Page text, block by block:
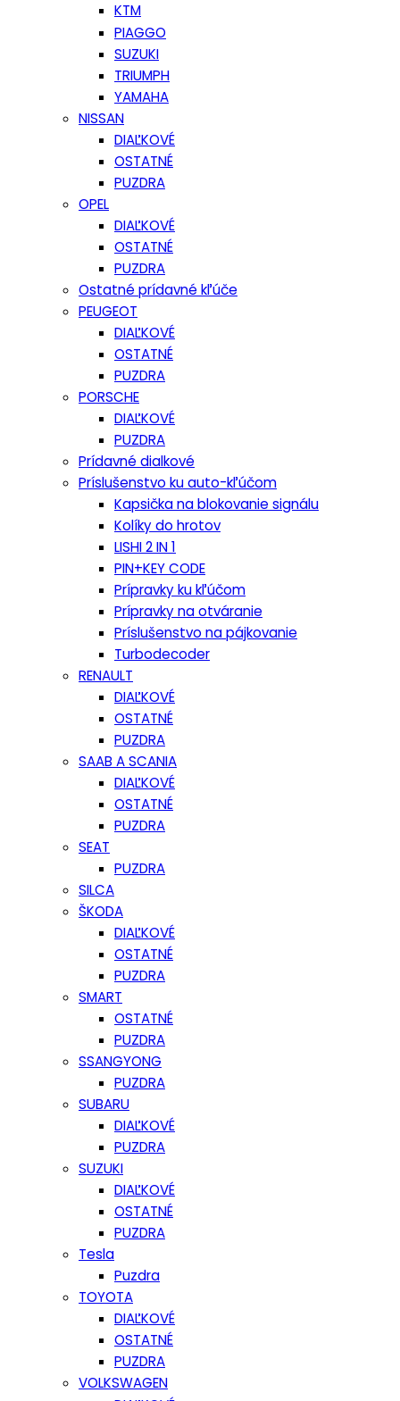
KTM
PIAGGO
SUZUKI
TRIUMPH
YAMAHA
NISSAN
DIAĽKOVÉ
OSTATNÉ
PUZDRA
OPEL
DIAĽKOVÉ
OSTATNÉ
PUZDRA
Ostatné prídavné kľúče
PEUGEOT
DIAĽKOVÉ
OSTATNÉ
PUZDRA
PORSCHE
DIAĽKOVÉ
PUZDRA
Prídavné dialkové
Príslušenstvo ku auto-kľúčom
Kapsička na blokovanie signálu
Kolíky do hrotov
LISHI 2 IN 1
PIN+KEY CODE
Prípravky ku kľúčom
Prípravky na otváranie
Príslušenstvo na pájkovanie
Turbodecoder
RENAULT
DIAĽKOVÉ
OSTATNÉ
PUZDRA
SAAB A SCANIA
DIAĽKOVÉ
OSTATNÉ
PUZDRA
SEAT
PUZDRA
SILCA
ŠKODA
DIAĽKOVÉ
OSTATNÉ
PUZDRA
SMART
OSTATNÉ
PUZDRA
SSANGYONG
PUZDRA
SUBARU
DIAĽKOVÉ
PUZDRA
SUZUKI
DIAĽKOVÉ
OSTATNÉ
PUZDRA
Tesla
Puzdra
TOYOTA
DIAĽKOVÉ
OSTATNÉ
PUZDRA
VOLKSWAGEN